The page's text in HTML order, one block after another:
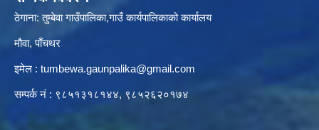
ठेगाना: तुम्बेवा गाउँपालिका,गाउँ कार्यपालिकाको कार्यालय
मौवा, पाँचथर
इमेल : tumbewa.gaunpalika@gmail.com
सम्पर्क नं : ९८५१३१८१४४, ९८५२६२०१७४